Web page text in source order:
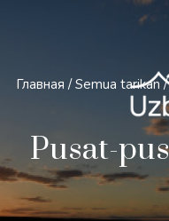
Главная / Semua tarikan/
Pusat-